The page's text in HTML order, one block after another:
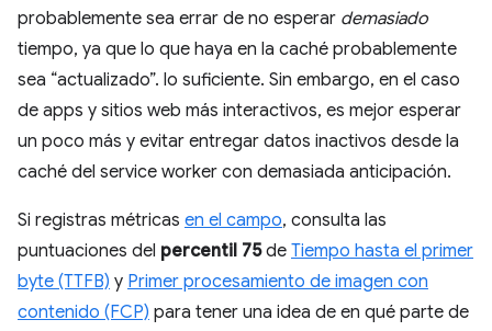
probablemente sea errar de no esperar demasiado
tiempo, ya que lo que haya en la caché probablemente
sea “actualizado”. lo suficiente. Sin embargo, en el caso
de apps y sitios web más interactivos, es mejor esperar
un poco más y evitar entregar datos inactivos desde la
caché del service worker con demasiada anticipación.
Si registras métricas en el campo, consulta las
puntuaciones del percentil 75de Tiempo hasta el primer
byte (TTFB) y Primer procesamiento de imagen con
contenido (FCP) para tener una idea de en qué parte de